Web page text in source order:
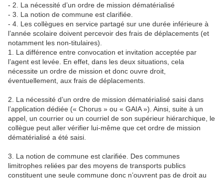
- 2. La nécessité d’un ordre de mission dématérialisé
- 3. La notion de commune est clarifiée.
- 4. Les collègues en service partagé sur une durée inférieure à
l’année scolaire doivent percevoir des frais de déplacements (et
notamment les non-titulaires).
1. La différence entre convocation et invitation acceptée par
l’agent est levée. En effet, dans les deux situations, cela
nécessite un ordre de mission et donc ouvre droit,
éventuellement, aux frais de déplacements.
2. La nécessité d’un ordre de mission dématérialisé saisi dans
l’application dédiée (« Chorus » ou « GAIA »). Ainsi, suite à un
appel, un courrier ou un courriel de son supérieur hiérarchique, le
collègue peut aller vérifier lui-même que cet ordre de mission
dématérialisé a été saisi.
3. La notion de commune est clarifiée. Des communes
limitrophes reliées par des moyens de transports publics
constituent une seule commune donc n’ouvrent pas de droit au